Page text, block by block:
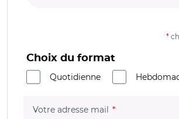
*
Choix du format
Quotidienne
Votre adresse mail (champ